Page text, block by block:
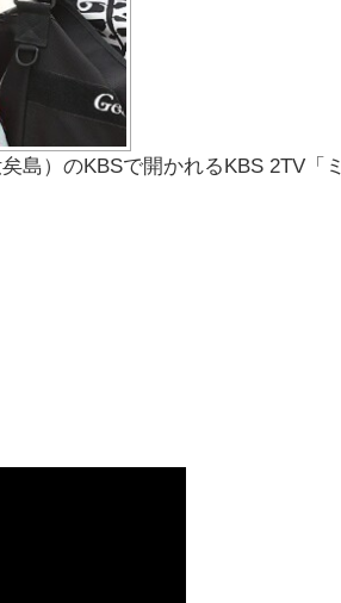
島）のKBSで開かれるKBS 2TV「ミ